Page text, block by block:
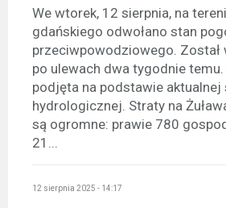
We wtorek, 12 sierpnia, na
gdańskiego odwołano stan
przeciwpowodziowego. Został
po ulewach dwa tygodnie
podjęta na podstawie aktualnej
hydrologicznej. Straty na
są ogromne: prawie 780
21...
12 sierpnia 2025 - 14:17